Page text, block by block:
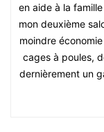
en aide à la
mon deuxième
moindre
cages à poules,
dernièrement un